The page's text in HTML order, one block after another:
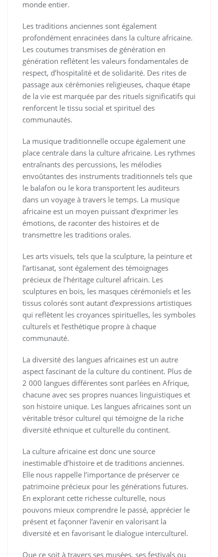
monde entier.
Les traditions anciennes sont également
profondément enracinées dans la culture africaine.
Les coutumes transmises de génération en
génération reflètent les valeurs fondamentales de
respect, d’hospitalité et de solidarité. Des rites de
passage aux cérémonies religieuses, chaque étape
de la vie est marquée par des rituels significatifs qui
renforcent le tissu social et spirituel des
communautés.
La musique traditionnelle occupe également une
place centrale dans la culture africaine. Les rythmes
entraînants des percussions, les mélodies
envoûtantes des instruments traditionnels tels que
le balafon ou le kora transportent les auditeurs
dans un voyage à travers le temps. La musique
africaine est un moyen puissant d’exprimer les
émotions, de raconter des histoires et de
transmettre les traditions orales.
Les arts visuels, tels que la sculpture, la peinture et
l’artisanat, sont également des témoignages
précieux de l’héritage culturel africain. Les
sculptures en bois, les masques cérémoniels et les
tissus colorés sont autant d’expressions artistiques
qui reflètent les croyances spirituelles, les symboles
culturels et l’esthétique propre à chaque
communauté.
La diversité des langues africaines est un autre
aspect fascinant de la culture du continent. Plus de
2 000 langues différentes sont parlées en Afrique,
chacune avec ses propres nuances linguistiques et
son histoire unique. Les langues africaines sont un
véritable trésor culturel qui témoigne de la riche
diversité ethnique et culturelle du continent.
La culture africaine est donc une source
inestimable d’histoire et de traditions anciennes.
Elle nous rappelle l’importance de préserver ce
patrimoine précieux pour les générations futures.
En explorant cette richesse culturelle, nous
pouvons mieux comprendre le passé, apprécier le
présent et façonner l’avenir en valorisant la
diversité et en favorisant le dialogue interculturel.
Que ce soit à travers ses musées, ses festivals ou